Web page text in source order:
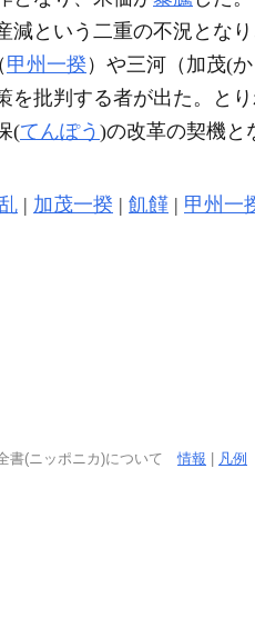
という二重の不況とな
甲州一揆 ）や三河（加茂(
批判する者が出た。と
(てんぽう )の改革の契機と
| 加茂一揆 | 飢饉 | 甲州一
書(ニッポニカ)について情報 凡例